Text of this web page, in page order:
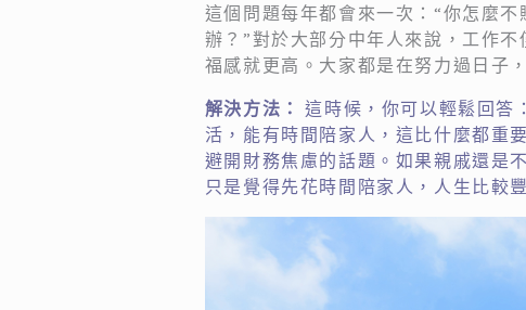
這個問題每年都會來一次：“你怎麼
辦？”對於大部分中年人來說，工作
福感就更高。大家都是在努力過日子
解決方法： 這時候，你可以輕鬆回答
活，能有時間陪家人，這比什麼都重
避開財務焦慮的話題。如果親戚還是
只是覺得先花時間陪家人，人生比較